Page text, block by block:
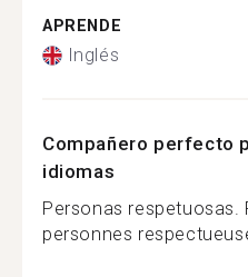
APRENDE
Inglés
Compañero perfecto
idiomas
Personas respetuosas.
personnes